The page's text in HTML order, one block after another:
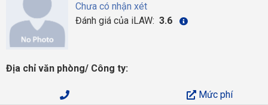
Chưa có nhận xét
Đánh giá của iLAW: 3.6
Địa chỉ văn phòng/ Công ty:
Mức phí